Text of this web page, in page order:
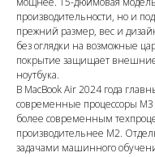
производительности, но и
прежний размер, вес и
без оглядки на возможные
покрытие защищает
ноутбука.
В MacBook Air 2024 года
современные процессоры
более современным
производительнее M2.
задачами машинного